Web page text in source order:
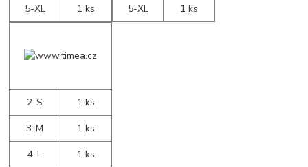
5-XL
1 ks
5-XL
1 ks
2-S
1 ks
3-M
1 ks
4-L
1 ks